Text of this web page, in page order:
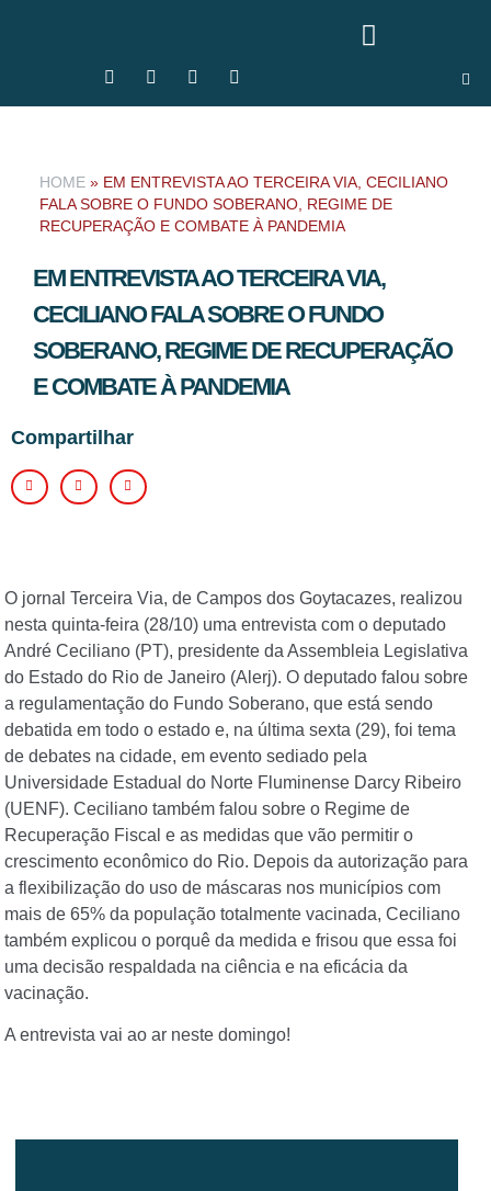
HOME » EM ENTREVISTA AO TERCEIRA VIA, CECILIANO
FALA SOBRE O FUNDO SOBERANO, REGIME DE
RECUPERAÇÃO E COMBATE À PANDEMIA
EM ENTREVISTA AO TERCEIRA VIA,
CECILIANO FALA SOBRE O FUNDO
SOBERANO, REGIME DE RECUPERAÇÃO
E COMBATE À PANDEMIA
Compartilhar
O jornal Terceira Via, de Campos dos Goytacazes, realizou
nesta quinta-feira (28/10) uma entrevista com o deputado
André Ceciliano (PT), presidente da Assembleia Legislativa
do Estado do Rio de Janeiro (Alerj). O deputado falou sobre
a regulamentação do Fundo Soberano, que está sendo
debatida em todo o estado e, na última sexta (29), foi tema
de debates na cidade, em evento sediado pela
Universidade Estadual do Norte Fluminense Darcy Ribeiro
(UENF). Ceciliano também falou sobre o Regime de
Recuperação Fiscal e as medidas que vão permitir o
crescimento econômico do Rio. Depois da autorização para
a flexibilização do uso de máscaras nos municípios com
mais de 65% da população totalmente vacinada, Ceciliano
também explicou o porquê da medida e frisou que essa foi
uma decisão respaldada na ciência e na eficácia da
vacinação.
A entrevista vai ao ar neste domingo!